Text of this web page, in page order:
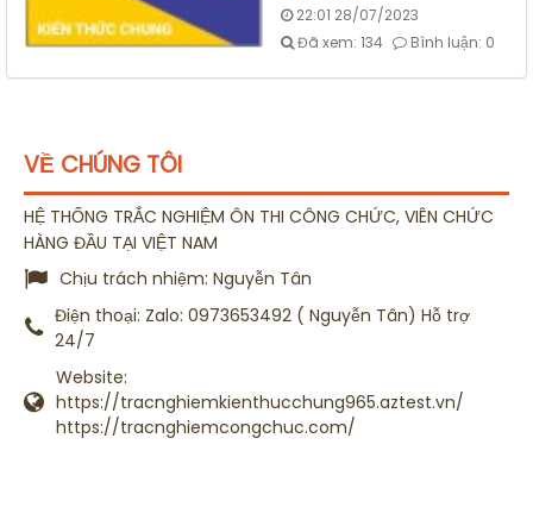
22:01 28/07/2023
Đã xem: 134
Bình luận: 0
VỀ CHÚNG TÔI
HỆ THỐNG TRẮC NGHIỆM ÔN THI CÔNG CHỨC, VIÊN CHỨC
HÀNG ĐẦU TẠI VIỆT NAM
Chịu trách nhiệm: Nguyễn Tân
Điện thoại: Zalo: 0973653492 ( Nguyễn Tân) Hỗ trợ
24/7
Website:
https://tracnghiemkienthucchung965.aztest.vn/
https://tracnghiemcongchuc.com/